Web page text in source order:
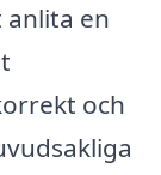
en
och